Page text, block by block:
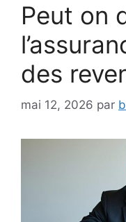
Peut on
des
mai 12, 2026 par